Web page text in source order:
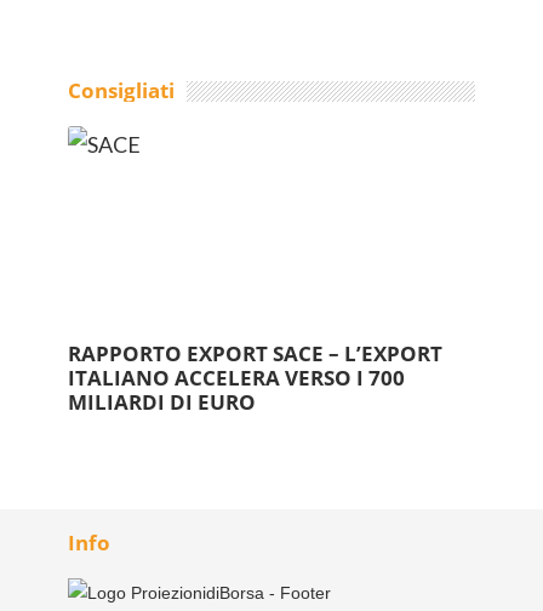
Consigliati
RAPPORTO EXPORT SACE – L’EXPORT
ITALIANO ACCELERA VERSO I 700
MILIARDI DI EURO
Info